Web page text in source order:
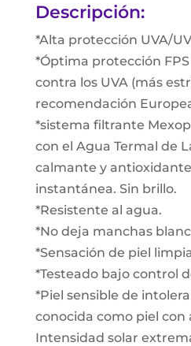
Descripción:
*Alta protección UVA/
*Óptima protección
contra los UVA (más
recomendación
*sistema filtrante
con el Agua Termal de
calmante y
instantánea. Sin brillo.
*Resistente al agua.
*No deja manchas
*Sensación de piel
*Testeado bajo control
*Piel sensible de
conocida como piel con
Intensidad solar